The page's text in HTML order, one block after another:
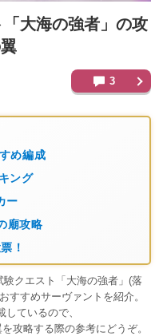
大海の強者」の攻
3
め編成
ング
ー
廟攻略
！
クエスト「大海の強者」(落
すすめサーヴァントを紹介。
ているので、
攻略する際の参考にどうぞ。